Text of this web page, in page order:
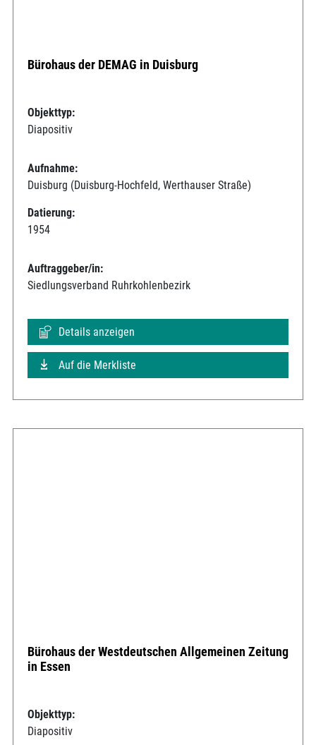
Bürohaus der DEMAG in Duisburg
Objekttyp:
Diapositiv
Aufnahme:
Duisburg (Duisburg-Hochfeld, Werthauser Straße)
Datierung:
1954
Auftraggeber/in:
Siedlungsverband Ruhrkohlenbezirk
Details anzeigen
Auf die Merkliste
Bürohaus der Westdeutschen Allgemeinen Zeitung
in Essen
Objekttyp:
Diapositiv